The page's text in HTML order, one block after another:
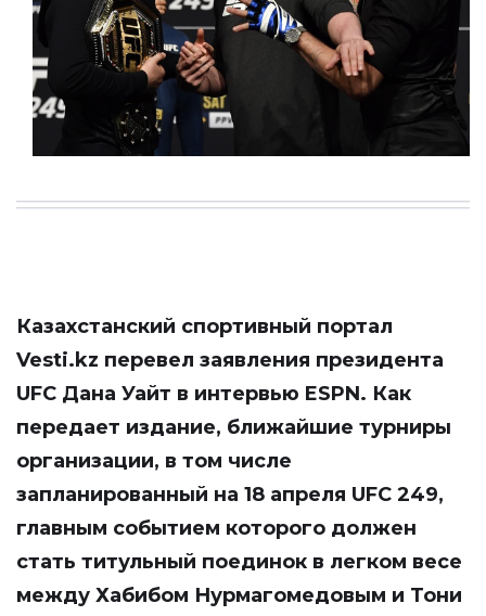
Казахстанский спортивный портал
Vesti.kz перевел заявления президента
UFC Дана Уайт в интервью ESPN. Как
передает издание, ближайшие турниры
организации, в том числе
запланированный на 18 апреля UFC 249,
главным событием которого должен
стать титульный поединок в легком весе
между Хабибом Нурмагомедовым и Тони